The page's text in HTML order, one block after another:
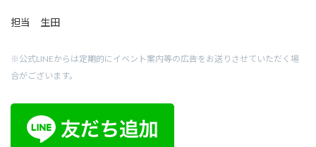
担当 生田
※公式LINEからは定期的にイベント案内等の広告をお送りさせていただく場
合がございます。